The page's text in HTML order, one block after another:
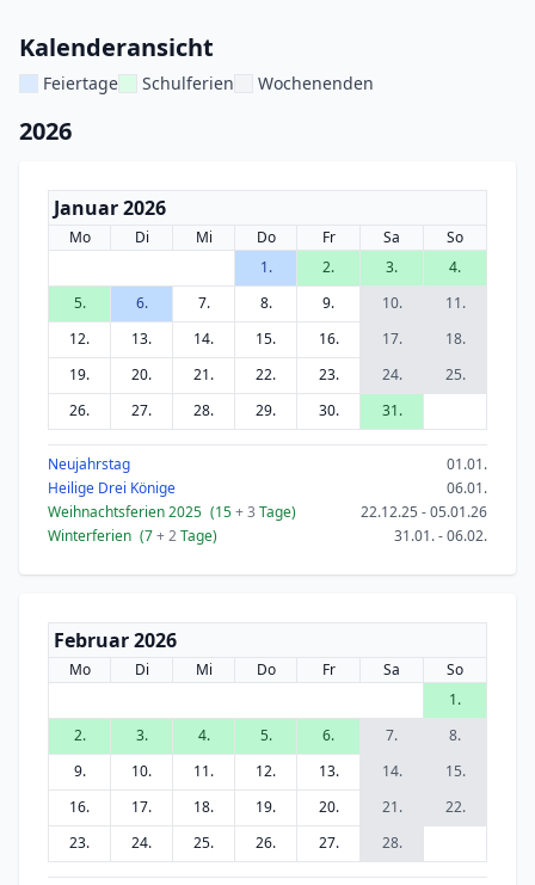
Kalenderansicht
Feiertage Schulferien Wochenenden
2026
Januar 2026
Mo Di Mi Do Fr Sa
So
1.
2. 3.
4.
5.
6. 7. 8. 9. 10.
11.
12.
13. 14. 15. 16. 17.
18.
19.
20. 21. 22. 23. 24.
25.
26.
27. 28. 29. 30. 31.
Neujahrstag
01.01.
Heilige Drei Könige
06.01.
Weihnachtsferien 2025 (15+ 3 Tage)
22.12.25 - 05.01.26
Winterferien (7+ 2Tage) 31.01. - 06.02.
Februar 2026
Mo Di Mi Do Fr Sa
So
1.
2.
3. 4. 5. 6. 7.
8.
9.
10. 11. 12. 13. 14.
15.
16.
17. 18. 19. 20. 21.
22.
23.
24. 25. 26. 27. 28.